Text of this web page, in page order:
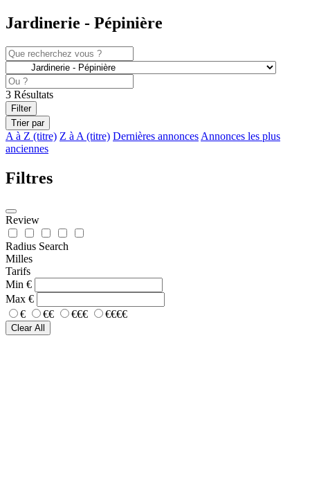
Jardinerie - Pépinière
3 Résultats
Filter
Trier par
A à Z (titre) Z à A (titre) Dernières annonces Annonces les plus
anciennes
Filtres
Review
Radius Search
Milles
Tarifs
Min €
Max €
€
€€ €€€ €€€€
Clear All